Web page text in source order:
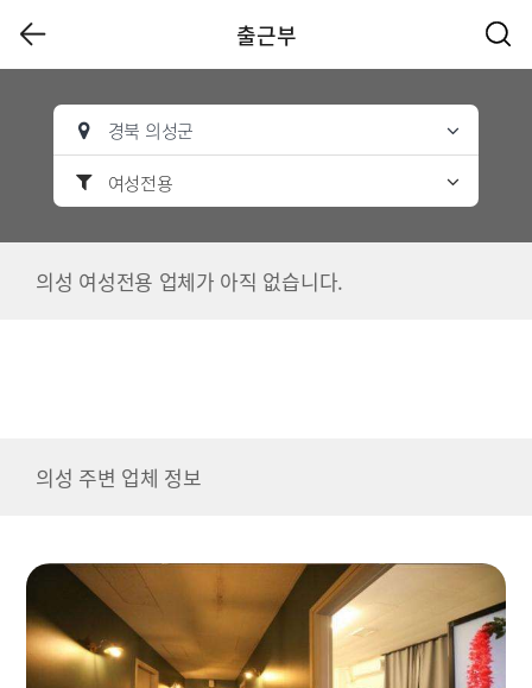
출근부
경북 의성군
여성전용
의성 여성전용 업체가 아직 없습니다.
의성 주변 업체 정보